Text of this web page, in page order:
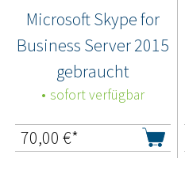
Microsoft Skype for
Business Server 2015
gebraucht
sofort verfügbar
70,00 €*